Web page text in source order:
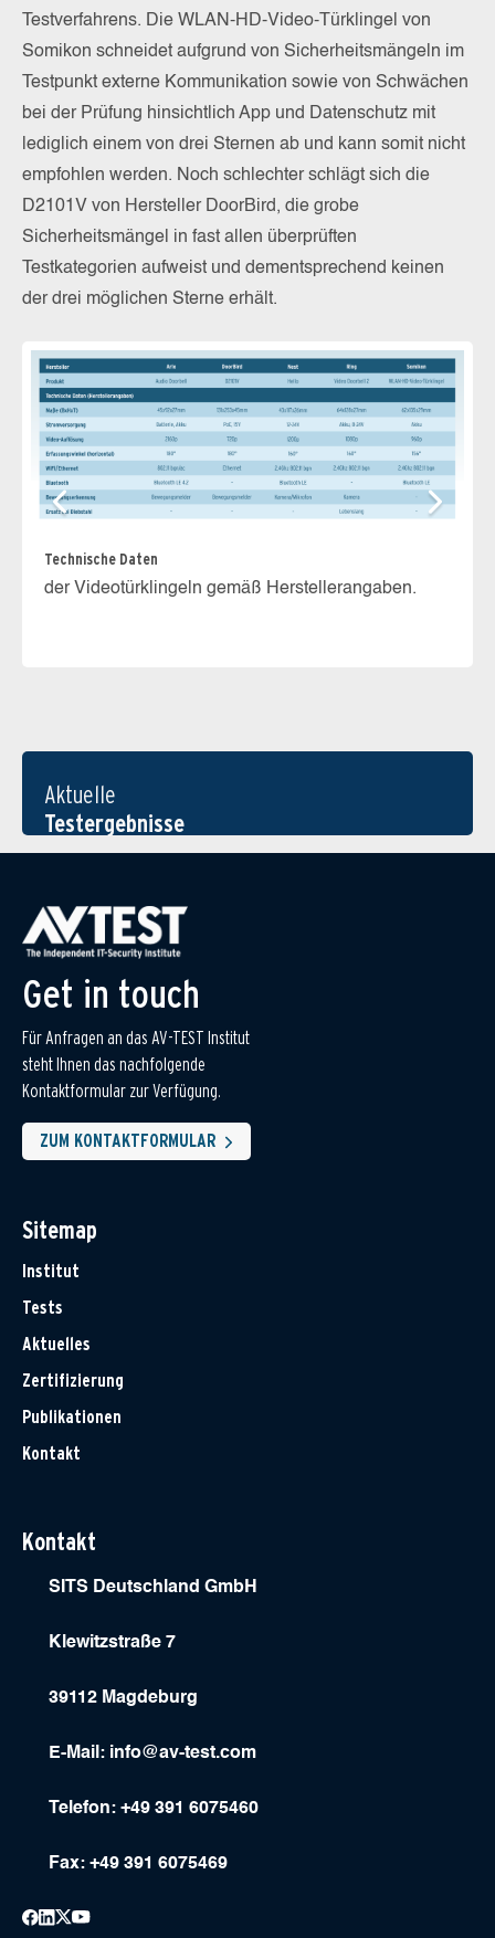
Testverfahrens. Die WLAN-HD-Video-Türklingel von
Somikon schneidet aufgrund von Sicherheitsmängeln im
Testpunkt externe Kommunikation sowie von Schwächen
bei der Prüfung hinsichtlich App und Datenschutz mit
lediglich einem von drei Sternen ab und kann somit nicht
empfohlen werden. Noch schlechter schlägt sich die
D2101V von Hersteller DoorBird, die grobe
Sicherheitsmängel in fast allen überprüften
Testkategorien aufweist und dementsprechend keinen
der drei möglichen Sterne erhält.
Technische Daten
der Videotürklingeln gemäß Herstellerangaben.
Aktuelle
Testergebnisse
Get in touch
Für Anfragen an das AV-TEST Institut
steht Ihnen das nachfolgende
Kontaktformular zur Verfügung.
ZUM KONTAKTFORMULAR
Sitemap
Institut
Tests
Aktuelles
Zertifizierung
Publikationen
Kontakt
Kontakt
SITS Deutschland GmbH
Klewitzstraße 7
39112 Magdeburg
E-Mail: info@av-test.com
Telefon: +49 391 6075460
Fax: +49 391 6075469